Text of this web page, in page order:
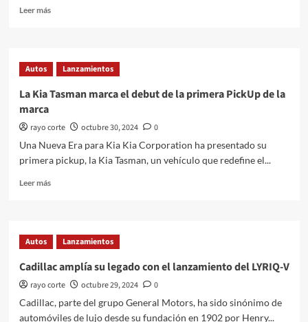
Leer másLeer
Revela
Carrera
en
Latina
Autos Lanzamientos
La Kia Tasman marca el debut de la primera PickUp de la
marca
rayo corte octubre 30, 2024
0
Una Nueva Era para Kia Kia Corporation ha presentado su
primera pickup, la Kia Tasman, un vehículo que redefine el...
Leer másLeer
Kia
Tasman
el
debut
Autos Lanzamientos
Cadillac amplía su legado con el lanzamiento del LYRIQ-V
rayo corte octubre 29, 2024
0
Cadillac, parte del grupo General Motors, ha sido sinónimo de
automóviles de lujo desde su fundación en 1902 por Henry...